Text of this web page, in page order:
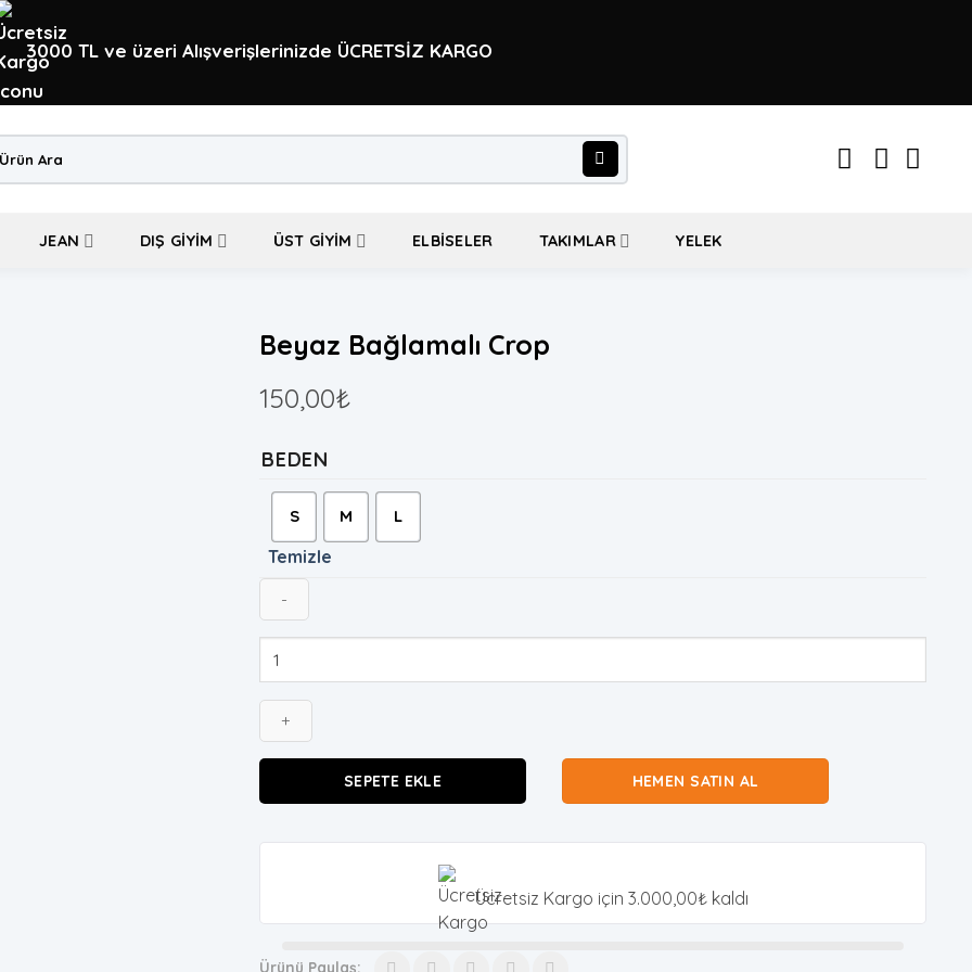
3000 TL ve üzeri Alışverişlerinizde ÜCRETSİZ KARGO
JEAN DIŞ GIYIM ÜST GIYIM ELBISELER TAKIMLAR YELEK
Beyaz Bağlamalı Crop
150,00₺
BEDEN
S M L
Temizle
Crop
adet
SEPETE EKLE HEMEN SATIN AL
Ücretsiz Kargo için 3.000,00₺kaldı
Ürünü Paylaş: